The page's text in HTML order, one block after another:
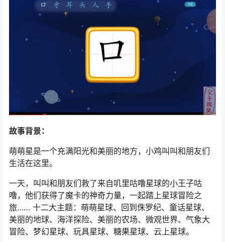
故事背景：
萌萌星是一个充满阳光和美丽的地方，小鸡叫叫和朋友们
生活在这里。
一天，叫叫和朋友们救了来自叽里咕噜星球的小王子咕
噜，他们获得了魔卡的神奇力量，一起踏上星球冒险之
旅…… 十二大主题：萌萌星球、回到侏罗纪、童话星球、
美丽的地球、海洋探险、美丽的农场、微观世界、气象大
冒险、梦幻星球、玩具星球、糖果星球、云上星球。